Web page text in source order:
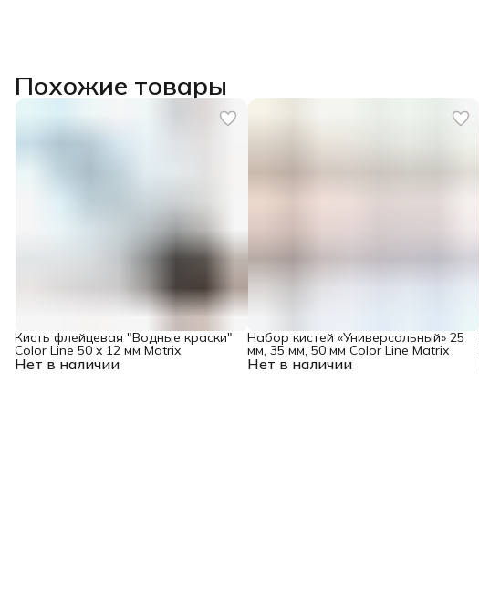
Похожие товары
Нет в наличии
Кисть флейцевая "Водные краски"
Color Line 50 x 12 мм Matrix
Нет в наличии
Набор кистей «Универсальный» 25
мм, 35 мм, 50 мм Color Line Matrix